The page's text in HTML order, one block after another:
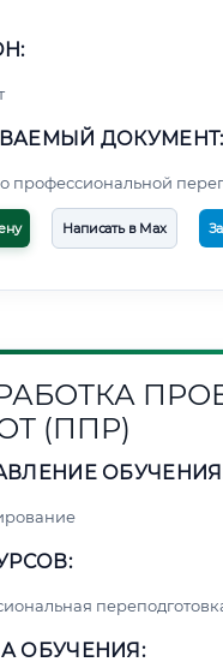
ДОКУМЕНТ:
профессиональной
Написать в Max
(ППР)
ОБУЧЕНИЯ: